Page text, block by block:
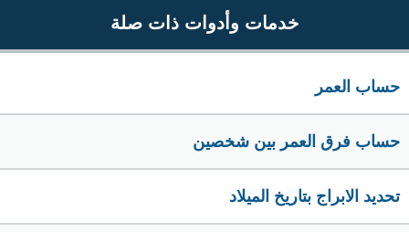
خدمات وأدوات ذات صلة
حساب العمر
حساب فرق العمر بين شخصين
تحديد الابراج بتاريخ الميلاد